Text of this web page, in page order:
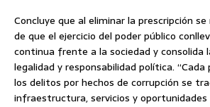
Concluye que al eliminar la prescripción
de que el ejercicio del poder público
continua frente a la sociedad y consolida
legalidad y responsabilidad política.
los delitos por hechos de corrupción se
infraestructura, servicios y oportunidades